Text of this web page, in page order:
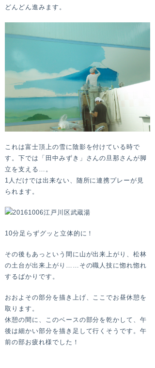
どんどん進みます。
これは富士頂上の雪に陰影を付けている時で
す。下では「田中みずき」さんの旦那さんが脚
立を支える…。
1人だけでは出来ない、随所に連携プレーが見
られます。
10分足らずグッと立体的に！
その後もあっという間に山が出来上がり、松林
の土台が出来上がり……その職人技に惚れ惚れ
するばかりです。
おおよその部分を描き上げ、ここでお昼休憩を
取ります。
休憩の間に、このベースの部分を乾かして、午
後は細かい部分を描き足して行くそうです。午
前の部お疲れ様でした！